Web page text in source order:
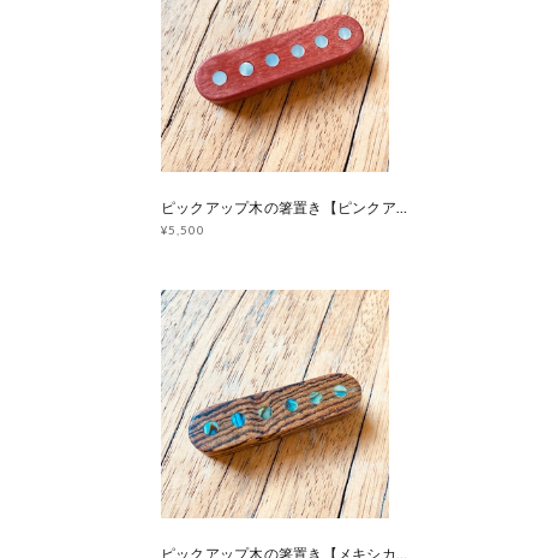
ピックアップ木の箸置き【ピンクアイボリー】マザーオブパール
¥5,500
ピックアップ木の箸置き【メキシカンローズウッド】アバロン